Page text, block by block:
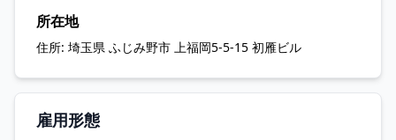
所在地
住所: 埼玉県 ふじみ野市 上福岡5-5-15 初雁ビル
雇用形態